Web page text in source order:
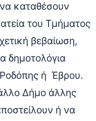
καταθέσουν
του Τμήματος
βεβαίωση,
δημοτολόγια
ή Έβρου.
Δήμο άλλης
ή να